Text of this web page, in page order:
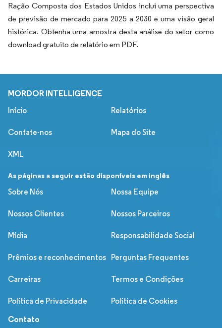
Ração Composta dos Estados Unidos inclui uma perspectiva
de previsão de mercado para 2025 a 2030 e uma visão geral
histórica. Obtenha uma amostra desta análise do setor como
download gratuito de relatório em PDF.
MORDOR INTELLIGENCE
Início Relatórios
Contate-nos Mapa do Site
XML
As páginas a seguir estão disponíveis em inglês
Sobre Nós
Nossa Equipe
Nossos Clientes Nossos Parceiros
Mídia Responsabilidade Social
Prêmios e reconhecimentos Perguntas Frequentes
Carreiras Termos e Condições
Política de Privacidade Política de Cookies
Contato